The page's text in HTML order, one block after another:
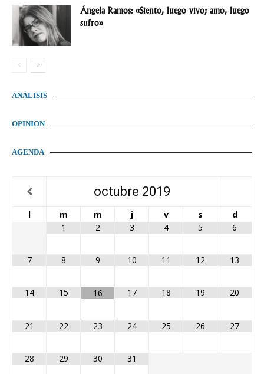
Ángela Ramos: «Siento, luego vivo; amo, luego
sufro»
ANÁLISIS
OPINIÓN
AGENDA
octubre 2019
l m m j v s
d
1
2 3 4 5 6
7 8 9 10 11 12 13
14 15 16 17 18 19 20
21 22 23 24 25 26 27
28 29 30 31